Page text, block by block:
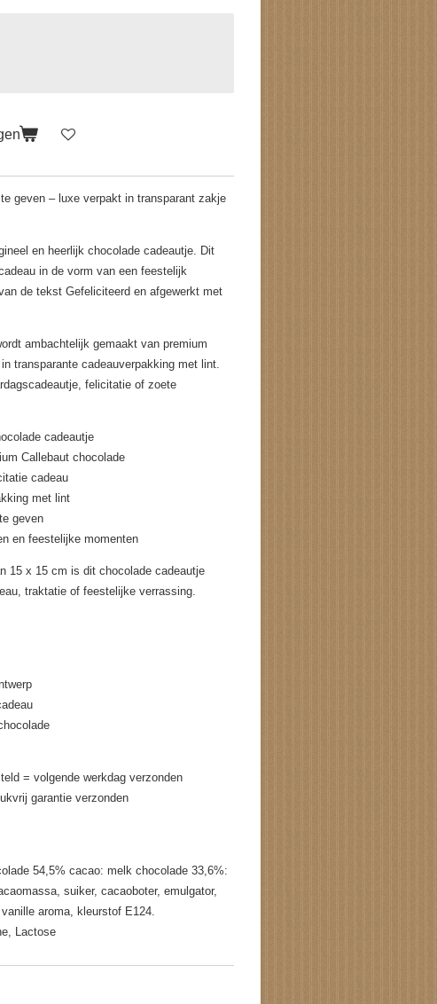
geven – luxe verpakt in transparant zakje
en heerlijk chocolade cadeautje. Dit
in de vorm van een feestelijk
de tekst Gefeliciteerd en afgewerkt met
ambachtelijk gemaakt van premium
transparante cadeauverpakking met lint.
felicitatie of zoete
cadeautje
Callebaut chocolade
cadeau
met lint
geven
en feestelijke momenten
15 x 15 cm is dit chocolade cadeautje
traktatie of feestelijke verrassing.
= volgende werkdag verzonden
garantie verzonden
54,5% cacao: melk chocolade 33,6%:
suiker, cacaoboter, emulgator,
aroma, kleurstof E124.
Lactose